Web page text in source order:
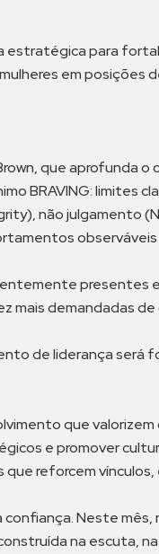
estratégica para
em posições
que aprofunda
BRAVING: limites
não julgamento
presentes
mais demandadas
de liderança será
que
e promover
reforcem
Neste mês,
na escuta,